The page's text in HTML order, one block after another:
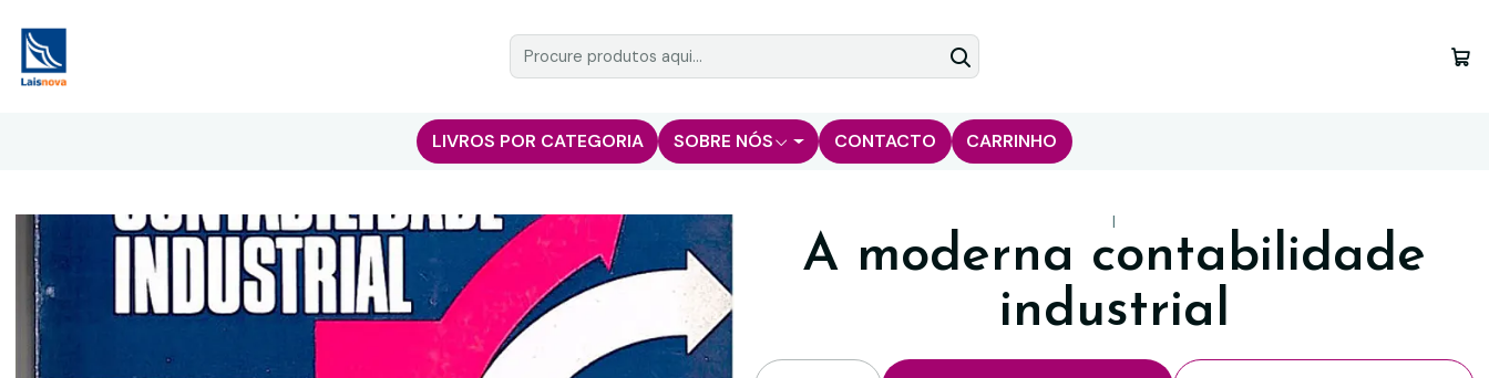
LIVROS POR CATEGORIA SOBRE NÓS CONTACTO CARRINHO
|
A moderna contabilidade
industrial